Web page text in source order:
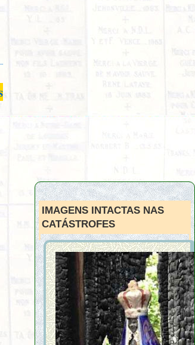
IMAGENS INTACTAS NAS
CATÁSTROFES